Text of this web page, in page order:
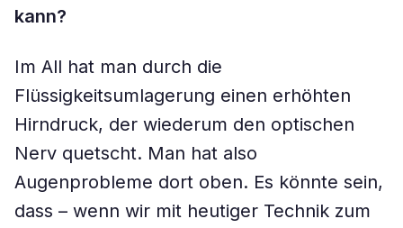
kann?
Im All hat man durch die
Flüssigkeitsumlagerung einen erhöhten
Hirndruck, der wiederum den optischen
Nerv quetscht. Man hat also
Augenprobleme dort oben. Es könnte sein,
dass – wenn wir mit heutiger Technik zum